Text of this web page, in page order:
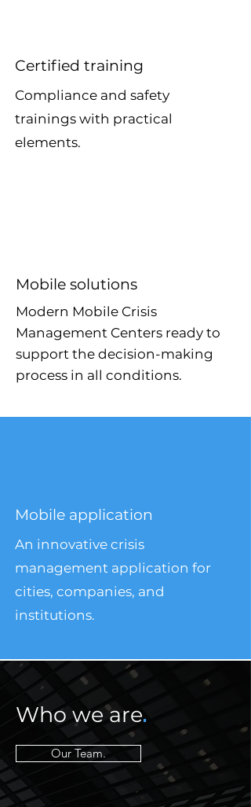
Certified training
Compliance and safety
trainings with practical
elements.
Mobile solutions
Modern Mobile Crisis
Management Centers ready to
support the decision-making
process in all conditions.
Mobile application
An innovative crisis
management application for
cities, companies, and
institutions.
Who we are.
Our Team.